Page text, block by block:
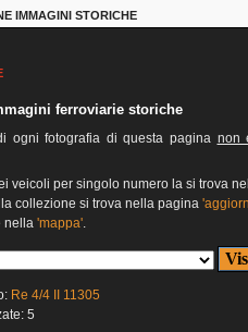
IMMAGINI STORICHE
ferroviarie storiche
ogni fotografia di questa pagina non
veicoli per singolo numero la si trova
collezione si trova nella pagina
nella 'mappa'.
Re 4/4 II 11305
5